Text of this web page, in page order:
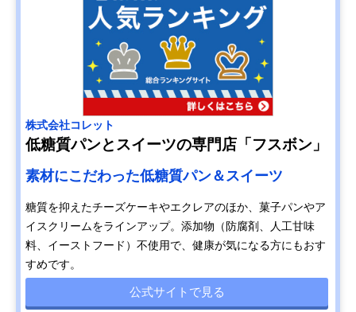
株式会社コレット
低糖質パンとスイーツの専門店「フスボン」
素材にこだわった低糖質パン＆スイーツ
糖質を抑えたチーズケーキやエクレアのほか、菓子パンやア
イスクリームをラインアップ。添加物（防腐剤、人工甘味
料、イーストフード）不使用で、健康が気になる方にもおす
すめです。
公式サイトで見る